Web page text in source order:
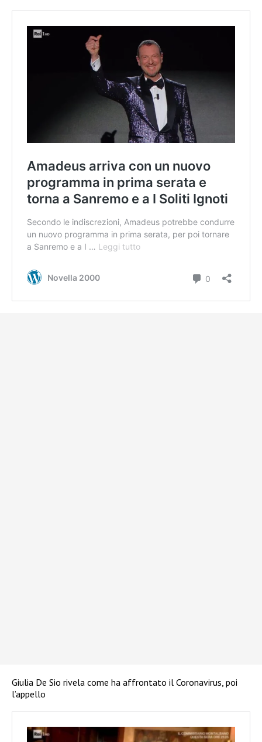
Giulia De Sio rivela come ha affrontato il Coronavirus, poi
l’appello